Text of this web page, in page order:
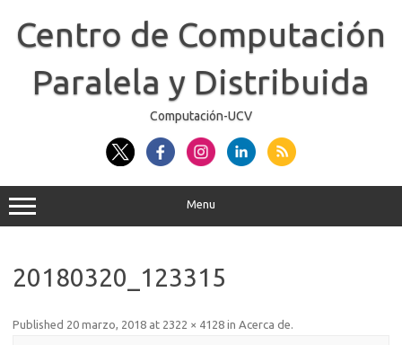
content
Centro de Computación
Paralela y Distribuida
Computación-UCV
Menu
20180320_123315
Published 20 marzo, 2018 at 2322 × 4128 in Acerca de.